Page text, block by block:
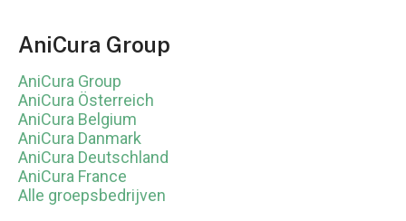
AniCura Group
AniCura Group
AniCura Österreich
AniCura Belgium
AniCura Danmark
AniCura Deutschland
AniCura France
Alle groepsbedrijven